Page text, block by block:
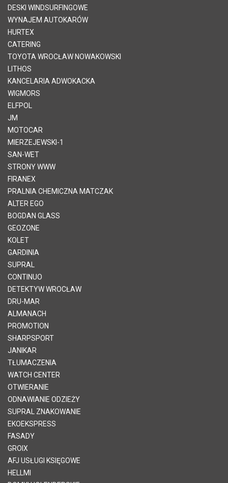
DESKI WINDSURFINGOWE
WYNAJEM AUTOKARÓW
HURTEX
CATERING
TOYOTA WROCŁAW NOWAKOWSKI
LITHOS
KANCELARIA ADWOKACKA
WIGMORS
ELFPOL
JM
MOTOCAR
MIERZEJEWSKI-1
SAN-WET
STRONY WWW
FIRANEX
PRALNIA CHEMICZNA MATCZAK
ALTER EGO
BOGDAN GLASS
GEOZONE
KOLET
GARDINIA
SUPRAL
CONTINUO
DETEKTYW WROCŁAW
DRU-MAR
ALMANACH
PROMOTION
SHARPSPORT
JANIKAR
TŁUMACZENIA
WATCH CENTER
OTWIERANIE
ODNAWIANIE ODZIEŻY
SUPRAL ZNAKOWANIE
EKOEKSPRESS
FASADY
GROIX
AFJ USŁUGI KSIĘGOWE
HELLMI